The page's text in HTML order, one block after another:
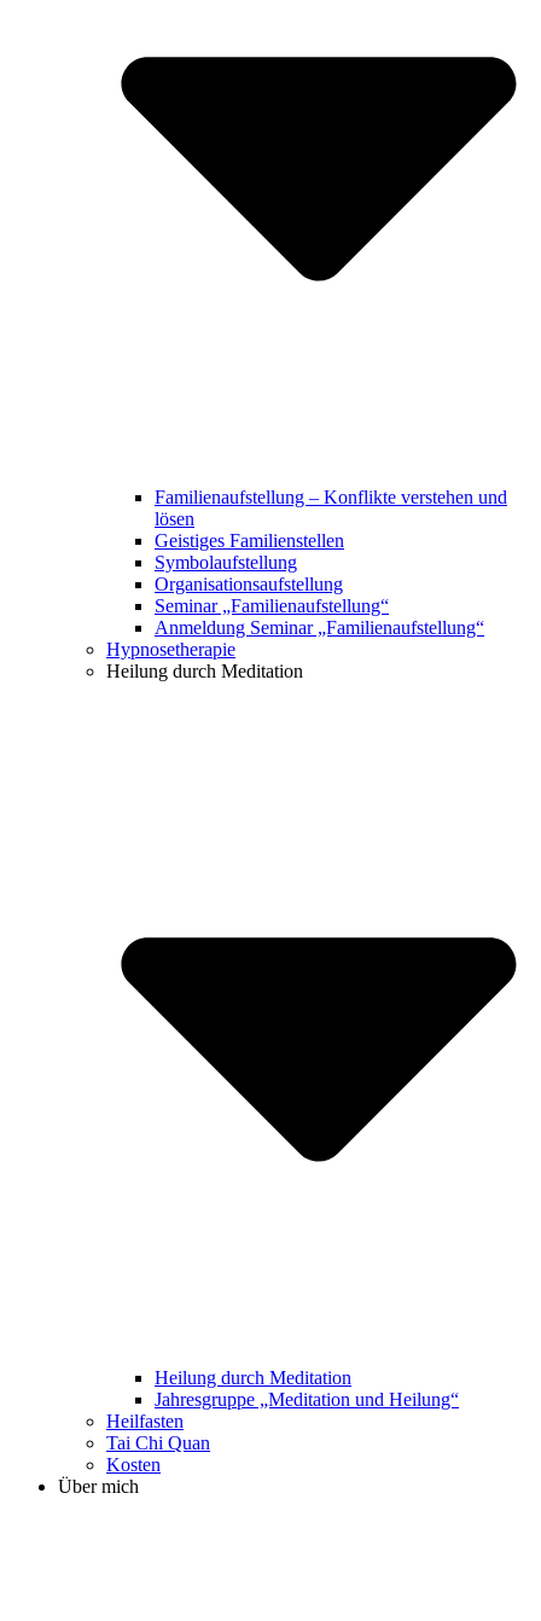
Familienaufstellung – Konflikte verstehen und
lösen
Geistiges Familienstellen
Symbolaufstellung
Organisationsaufstellung
Seminar „Familienaufstellung“
Anmeldung Seminar „Familienaufstellung“
Hypnosetherapie
Heilung durch Meditation
Heilung durch Meditation
Jahresgruppe „Meditation und Heilung“
Heilfasten
Tai Chi Quan
Kosten
Über mich